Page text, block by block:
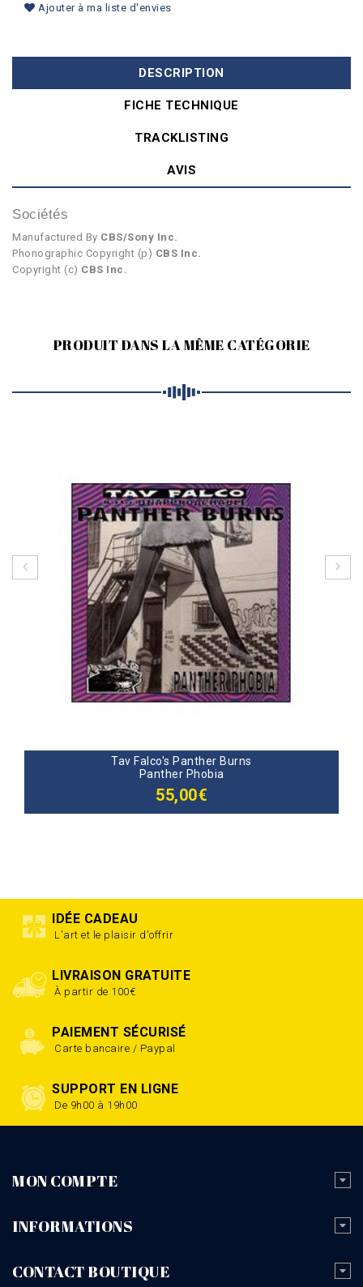
Ajouter à ma liste d'envies
DESCRIPTION
FICHE TECHNIQUE
TRACKLISTING
AVIS
Sociétés
Manufactured By CBS/Sony Inc.
Phonographic Copyright (p) CBS Inc.
Copyright (c) CBS Inc.
PRODUIT DANS LA MÊME CATÉGORIE
Tav Falco's Panther Burns
Panther Phobia
55,00€
IDÉE CADEAU
L'art et le plaisir d'offrir
LIVRAISON GRATUITE
À partir de 100€
PAIEMENT SÉCURISÉ
Carte bancaire / Paypal
SUPPORT EN LIGNE
De 9h00 à 19h00
MON COMPTE
INFORMATIONS
CONTACT BOUTIQUE